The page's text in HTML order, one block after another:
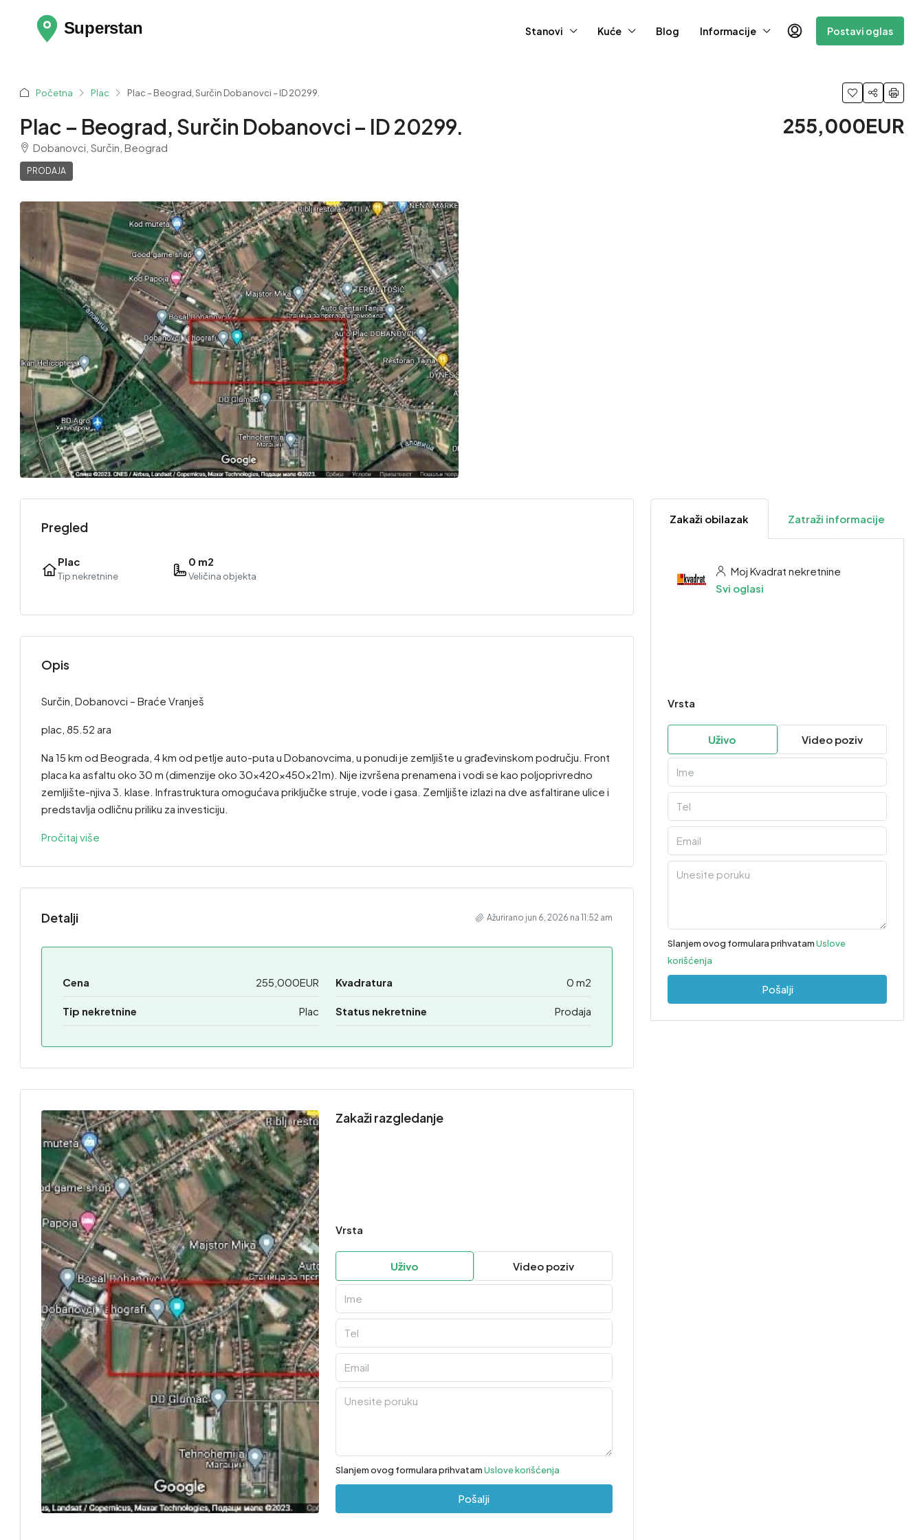
Stanovi Kuće Blog Informacije Postavi oglas
Početna Plac Plac – Beograd, Surčin Dobanovci – ID 20299.
Plac – Beograd, Surčin Dobanovci – ID 20299.
Dobanovci, Surčin, Beograd
PRODAJA
255,000EUR
Pregled
Plac
Tip nekretnine
0 m2
Veličina objekta
Opis
Surčin, Dobanovci – Braće Vranješ
plac, 85.52 ara
Na 15 km od Beograda, 4 km od petlje auto-puta u Dobanovcima, u ponudi je zemljište u građevinskom području. Front
placa ka asfaltu oko 30 m (dimenzije oko 30x420x450x21m). Nije izvršena prenamena i vodi se kao poljoprivredno
zemljište-njiva 3. klase. Infrastruktura omogućava priključke struje, vode i gasa. Zemljište izlazi na dve asfaltirane ulice i
predstavlja odličnu priliku za investiciju.
Pročitaj više
Detalji Ažurirano jun 6, 2026 na 11:52 am
Cena 255,000EUR Kvadratura 0 m2
Tip nekretnine Plac Status nekretnine Prodaja
Zakaži razgledanje
Vrsta
Uživo Video poziv
Slanjem ovog formulara prihvatamUslove korišćenja
Pošalji
Zakaži obilazak Zatraži informacije
Moj Kvadrat nekretnine
Svi oglasi
Vrsta
Uživo Video poziv
Slanjem ovog formulara prihvatamUslove
korišćenja
Pošalji